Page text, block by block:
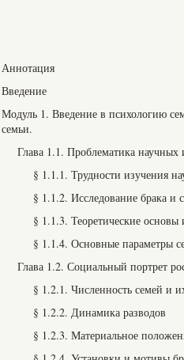
Аннотация
Введение
Модуль 1. Введение в психологию
семьи.
Глава 1.1. Проблематика
§ 1.1.1. Трудности изучения
§ 1.1.2. Исследование брака и
§ 1.1.3. Теоретические основы
§ 1.1.4. Основные параметры
Глава 1.2. Социальный портрет
§ 1.2.1. Численность семей и
§ 1.2.2. Динамика разводов
§ 1.2.3. Материальное